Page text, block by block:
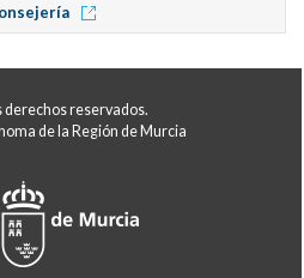
derechos reservados.
de la Región de Murcia